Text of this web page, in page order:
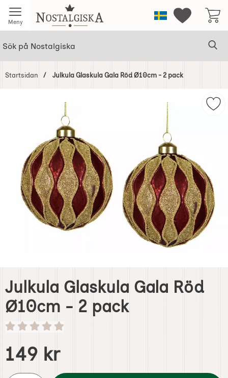
Meny Startsidan för NostalgiskaSverigeMina
Startsidan Julkula Glaskula Gala Röd Ø10cm - 2 pack
Julkula Glaskula Gala Röd
Ø10cm - 2 pack
Handla denna produkt Julkula Glaskula Gala Röd Ø10cm
pris
149 kr